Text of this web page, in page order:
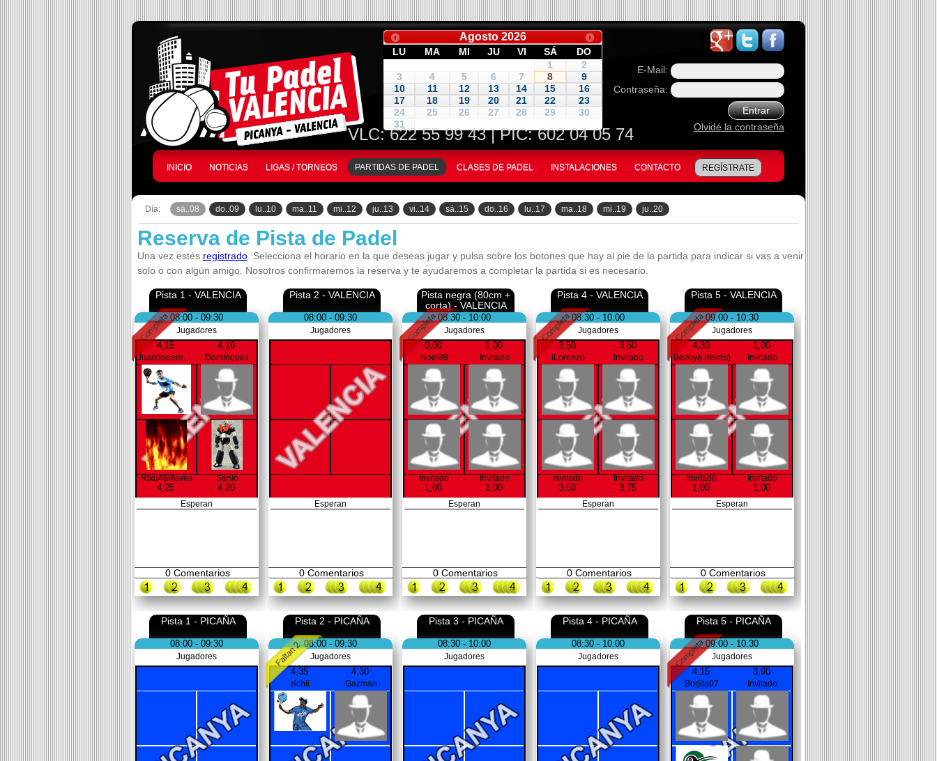
Agosto 2026
LU MA MI JU VI SÁ
DO
1
2
3
4 5 6 7 8
9
10
11 12 13 14 15
16
17
18 19 20 21 22
23
24
25 26 27 28 29
30
31
VLC:622 55 99 43| PIC: 602 04 05 74
E-Mail:
Contraseña:
Entrar
Olvidé la contraseña
INICIO NOTICIAS LIGAS / TORNEOS PARTIDAS DE PADEL CLASES DE PADEL INSTALACIONES CONTACTO REGÍSTRATE
Día: sá..08 do..09 lu..10 ma..11 mi..12 ju..13 vi..14 sá..15 do..16 lu..17 ma..18 mi..19 ju..20
Reserva de Pista de Padel
Una vez estés registrado . Selecciona el horario en la que deseas jugar y pulsa sobre los botones que hay al pie de la partida para indicar si vas a venir
solo o con algún amigo. Nosotros confirmaremos la reserva y te ayudaremos a completar la partida si es necesario.
Pista 1 - VALENCIA
08:00 - 09:30
Jugadores
4,15 4,10
Domínguez
Rtxu46Reves
4,25
Sanlo
4,20
Esperan
0Comentarios
Pista 2 - VALENCIA
08:00 - 09:30
Jugadores
Esperan
0Comentarios
Pista negra (80cm +
corta) - VALENCIA
08:30 - 10:00
Jugadores
0,00
Noel89
1,00
Invitado
Invitado
1,00
Invitado
1,00
Esperan
0Comentarios
Pista 4 - VALENCIA
08:30 - 10:00
Jugadores
3,50
iLorenzo
3,50
Invitado
Invitado
3,50
Invitado
3,75
Esperan
0Comentarios
Pista 5 - VALENCIA
09:00 - 10:30
Jugadores
4,30
Bezoya (revés)
1,00
Invitado
Invitado
1,00
Invitado
1,00
Esperan
0Comentarios
Pista 1 - PICAÑA
08:00 - 09:30
Jugadores
Pista 2 - PICAÑA
08:00 - 09:30
Jugadores
4,35
richii
4,30
Gazman
Pista 3 - PICAÑA
08:30 - 10:00
Jugadores
Pista 4 - PICAÑA
08:30 - 10:00
Jugadores
Pista 5 - PICAÑA
09:00 - 10:30
Jugadores
4,15
Borjita07
3,90
Invitado